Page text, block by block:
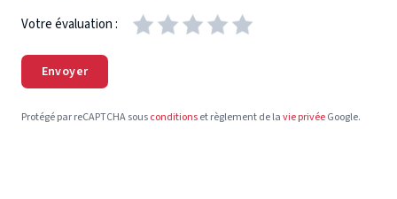
Votre évaluation :
Envoyer
Protégé par reCAPTCHA sousconditionset règlement de lavie privéeGoogle.